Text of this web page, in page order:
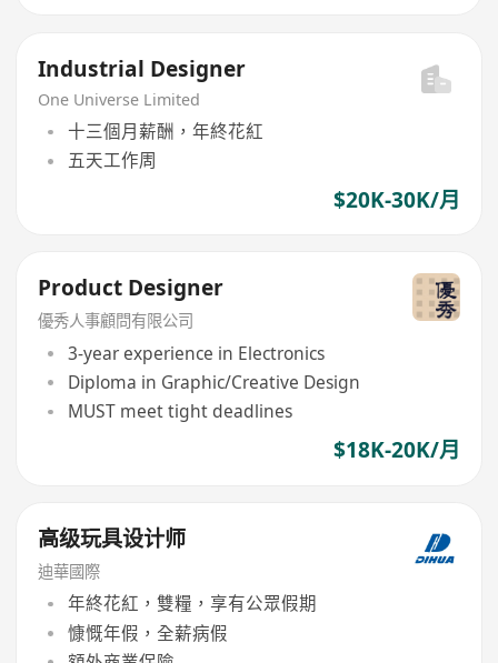
Industrial Designer
One Universe Limited
十三個月薪酬，年終花紅
五天工作周
$20K-30K/月
Product Designer
優秀人事顧問有限公司
3-year experience in Electronics
Diploma in Graphic/Creative Design
MUST meet tight deadlines
$18K-20K/月
高级玩具设计师
迪華國際
年終花紅，雙糧，享有公眾假期
慷慨年假，全薪病假